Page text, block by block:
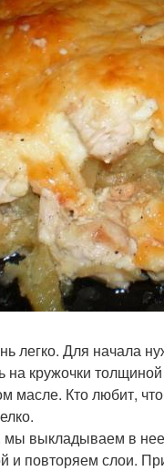
легко. Для начала
на кружочки
масле. Кто любит,
выкладываем в нее
и повторяем слои.